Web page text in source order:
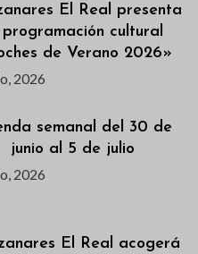
El Real presenta
programación cultural
de Verano 2026»
2026
semanal del 30 de
junio al 5 de julio
2026
El Real acogerá